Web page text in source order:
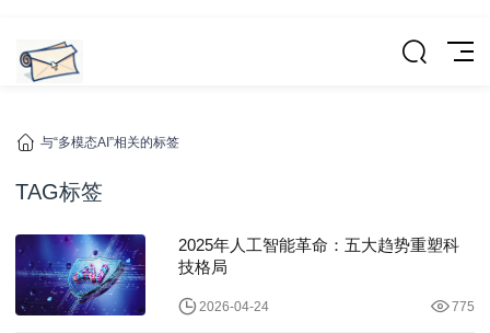
与“多模态AI”相关的标签
TAG标签
2025年人工智能革命：五大趋势重塑科
技格局
2026-04-24 775